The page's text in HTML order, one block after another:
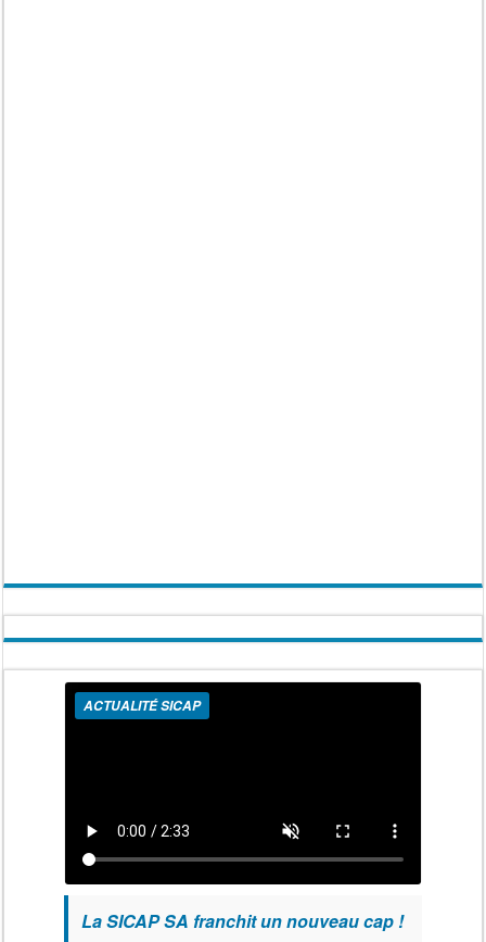
ACTUALITÉ SICAP
La SICAP SA franchit un nouveau cap !